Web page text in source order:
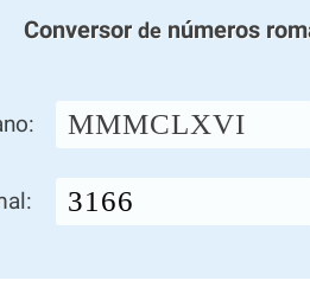
Conversor denúmeros
MMMCLXVI